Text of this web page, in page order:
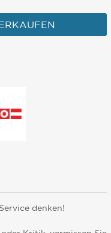
denken!